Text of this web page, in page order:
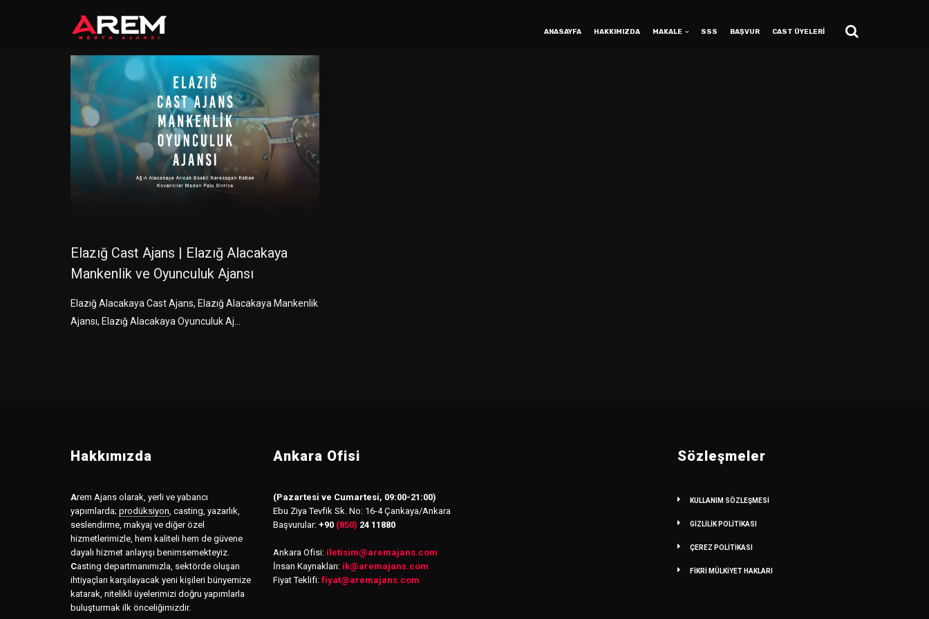
ANASAYFA HAKKIMIZDA MAKALE SSS BAŞVUR CAST ÜYELERİ
Elazığ Cast Ajans | Elazığ Alacakaya
Mankenlik ve Oyunculuk Ajansı
Elazığ Alacakaya Cast Ajans, Elazığ Alacakaya Mankenlik
Ajansı, Elazığ Alacakaya Oyunculuk Aj...
Hakkımızda
Arem Ajans olarak, yerli ve yabancı
yapımlarda; prodüksiyon casting, yazarlık,
seslendirme, makyaj ve diğer özel
hizmetlerimizle, hem kaliteli hem de güvene
dayalı hizmet anlayışı benimsemekteyiz.
Casting departmanımızla, sektörde oluşan
ihtiyaçları karşılayacak yeni kişileri bünyemize
katarak, nitelikli üyelerimizi doğru yapımlarla
buluşturmak ilk önceliğimizdir.
Ankara Ofisi
(Pazartesi ve Cumartesi, 09:00-21:00)
Ebu Ziya Tevfik Sk. No: 16-4 Çankaya/Ankara
Başvurular: +90 (850) 24 11880
Ankara Ofisi: iletisim@aremajans.com
İnsan Kaynakları: ik@aremajans.com
Fiyat Teklifi: fiyat@aremajans.com
Sözleşmeler
KULLANIM SÖZLEŞMESİ
GİZLİLİK POLİTİKASI
ÇEREZ POLİTİKASI
FİKRİ MÜLKİYET HAKLARI